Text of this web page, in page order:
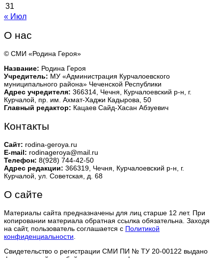
31
« Июл
О нас
© СМИ «Родина Героя»
Название: Родина Героя
Учредитель: МУ «Администрация Курчалоевского
муниципального района» Чеченской Республики
Адрес учредителя: 366314, Чечня, Курчалоевский р-н, г.
Курчалой, пр. им. Ахмат-Хаджи Кадырова, 50
Главный редактор: Кацаев Сайд-Хасан Абзуевич
Контакты
Сайт: rodina-geroya.ru
E-mail: rodinageroya@mail.ru
Телефон: 8(928) 744-42-50
Адрес редакции: 366319, Чечня, Курчалоевский р-н, г.
Курчалой, ул. Советская, д. 68
О сайте
Материалы сайта предназначены для лиц старше 12 лет. При
копировании материала обратная ссылка обязательна. Заходя
на сайт, пользователь соглашается с Политикой
конфиденциальности